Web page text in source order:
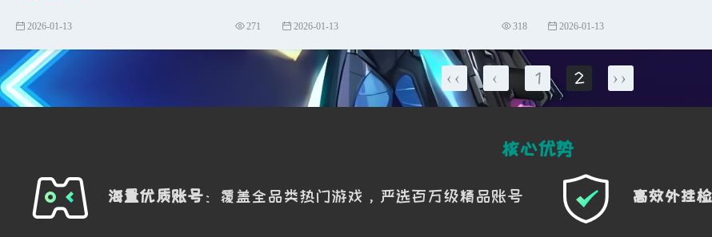
2026-01-13 271 2026-01-13 318 2026-01-13
‹‹ ‹ 1 2 ››
核心优势
海量优质账号 ：覆盖全品类热门游戏，严选百万级精品账号 高效外挂